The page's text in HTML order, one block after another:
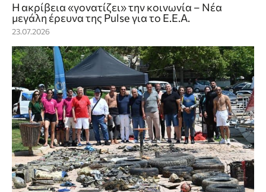
Η ακρίβεια «γονατίζει» την κοινωνία – Νέα
μεγάλη έρευνα της Pulse για το Ε.Ε.Α.
23.07.2026